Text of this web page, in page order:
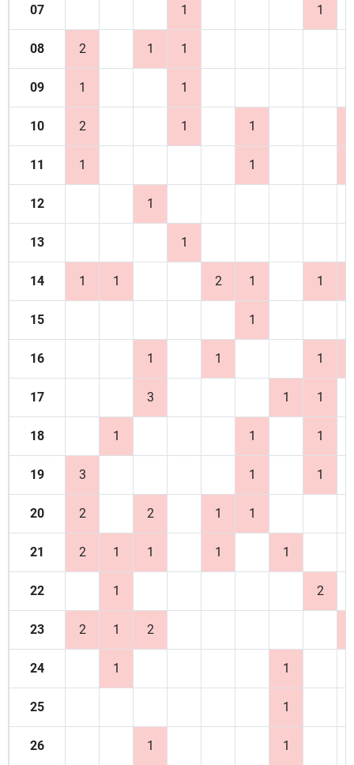
07 1 1
08 2 1 1
09 1 1
10 2 1 1
11 1 1
12 1
13 1
14 1 1 2 1 1
15 1
16 1 1 1
17 3 1 1
18 1 1 1
19 3 1 1
20 2 2 1 1
21 2 1 1 1 1
22 1 2
23 2 1 2
24 1 1
25 1
26 1 1